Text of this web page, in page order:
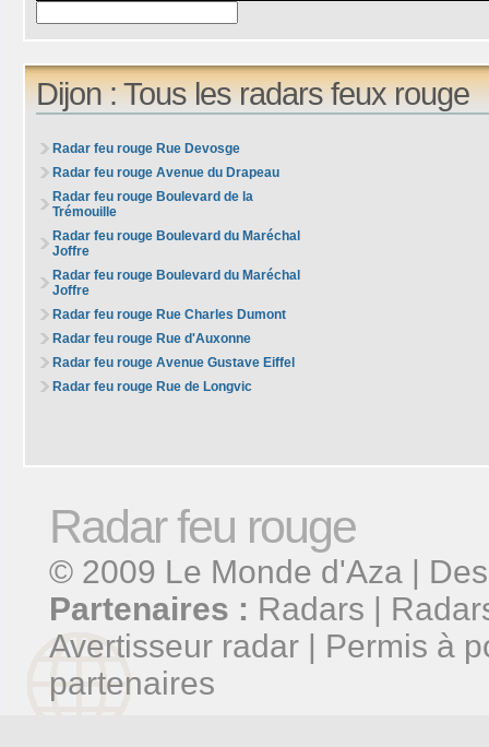
Dijon : Tous les radars feux rouge
Radar feu rouge Rue Devosge
Radar feu rouge Avenue du Drapeau
Radar feu rouge Boulevard de la
Trémouille
Radar feu rouge Boulevard du Maréchal
Joffre
Radar feu rouge Boulevard du Maréchal
Joffre
Radar feu rouge Rue Charles Dumont
Radar feu rouge Rue d'Auxonne
Radar feu rouge Avenue Gustave Eiffel
Radar feu rouge Rue de Longvic
Radar feu rouge
© 2009 Le Monde d'Aza |
Partenaires : Radars
Avertisseur radar
Permis à
partenaires